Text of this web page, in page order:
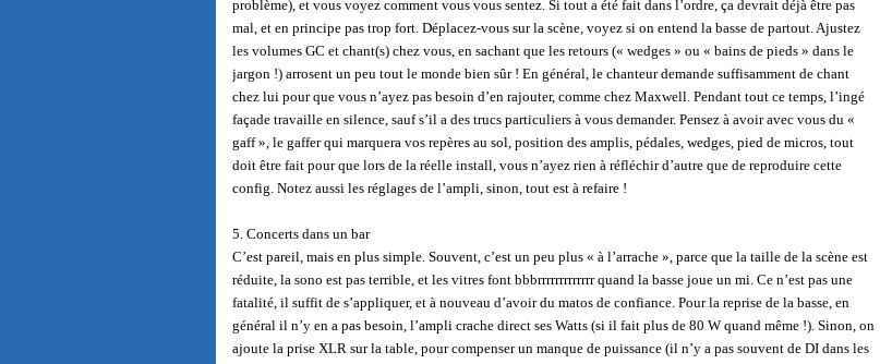
problème), et vous voyez comment vous vous sentez. Si tout a été fait dans l’ordre, ça devrait déjà être pas
mal, et en principe pas trop fort. Déplacez-vous sur la scène, voyez si on entend la basse de partout. Ajustez
les volumes GC et chant(s) chez vous, en sachant que les retours (« wedges » ou « bains de pieds » dans le
jargon !) arrosent un peu tout le monde bien sûr ! En général, le chanteur demande suffisamment de chant
chez lui pour que vous n’ayez pas besoin d’en rajouter, comme chez Maxwell. Pendant tout ce temps, l’ingé
façade travaille en silence, sauf s’il a des trucs particuliers à vous demander. Pensez à avoir avec vous du «
gaff », le gaffer qui marquera vos repères au sol, position des amplis, pédales, wedges, pied de micros, tout
doit être fait pour que lors de la réelle install, vous n’ayez rien à réfléchir d’autre que de reproduire cette
config. Notez aussi les réglages de l’ampli, sinon, tout est à refaire !
5. Concerts dans un bar
C’est pareil, mais en plus simple. Souvent, c’est un peu plus « à l’arrache », parce que la taille de la scène est
réduite, la sono est pas terrible, et les vitres font bbbrrrrrrrrrrrrr quand la basse joue un mi. Ce n’est pas une
fatalité, il suffit de s’appliquer, et à nouveau d’avoir du matos de confiance. Pour la reprise de la basse, en
général il n’y en a pas besoin, l’ampli crache direct ses Watts (si il fait plus de 80 W quand même !). Sinon, on
ajoute la prise XLR sur la table, pour compenser un manque de puissance (il n’y a pas souvent de DI dans les